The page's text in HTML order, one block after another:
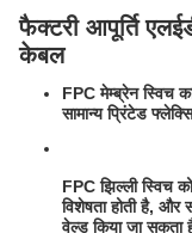
फैक्टरी आपूर्ति
केबल
FPC मेम्ब्रेन स्विच
सामान्य प्रिंटेड
FPC झिल्ली स्विच
विशेषता होती है, और
वेल्ड किया जा सकता